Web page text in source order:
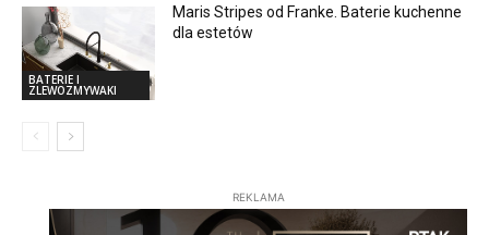
BATERIE I
ZLEWOZMYWAKI
Maris Stripes od Franke. Baterie kuchenne
dla estetów
REKLAMA